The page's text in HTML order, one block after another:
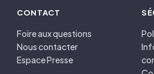
CONTACT
Foire aux questions
Nous contacter
Espace Presse